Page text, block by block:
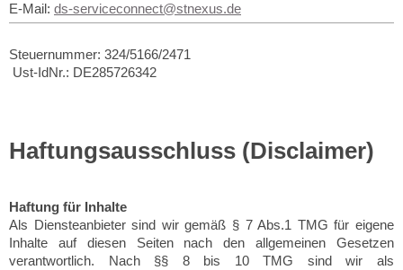
E-Mail: ds-serviceconnect@stnexus.de
Steuernummer: 324/5166/2471
Ust-IdNr.: DE285726342
Haftungsausschluss (Disclaimer)
Haftung für Inhalte
Als Diensteanbieter sind wir gemäß § 7 Abs.1 TMG für eigene
Inhalte auf diesen Seiten nach den allgemeinen Gesetzen
verantwortlich. Nach §§ 8 bis 10 TMG sind wir als